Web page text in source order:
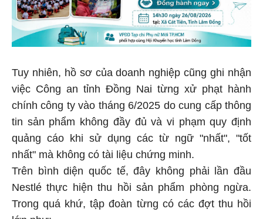
Tuy nhiên, hồ sơ của doanh nghiệp cũng ghi nhận
việc Công an tỉnh Đồng Nai từng xử phạt hành
chính công ty vào tháng 6/2025 do cung cấp thông
tin sản phẩm không đầy đủ và vi phạm quy định
quảng cáo khi sử dụng các từ ngữ "nhất", "tốt
nhất" mà không có tài liệu chứng minh.
Trên bình diện quốc tế, đây không phải lần đầu
Nestlé thực hiện thu hồi sản phẩm phòng ngừa.
Trong quá khứ, tập đoàn từng có các đợt thu hồi